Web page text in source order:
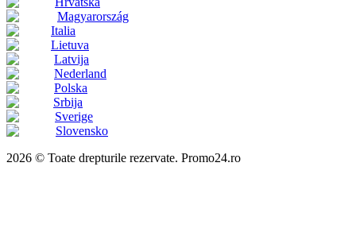
Magyarország
Italia
Lietuva
Latvija
Nederland
Polska
Srbija
Sverige
Slovensko
2026 © Toate drepturile rezervate. Promo24.ro